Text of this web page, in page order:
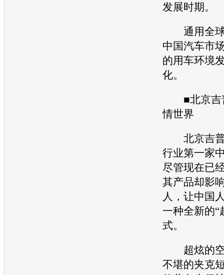
发展时期。
通用全
中国汽车市
的用车环境
化。
■北京吉
情世界
北京吉
行业第一家
尽管现在已
其产品却影
人，让中国
一种全新的“
式。
超炫的空
不堪的夹克